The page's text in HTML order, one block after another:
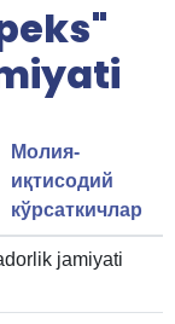
Молия-
иқтисодий
кўрсаткичлар
jamiyati